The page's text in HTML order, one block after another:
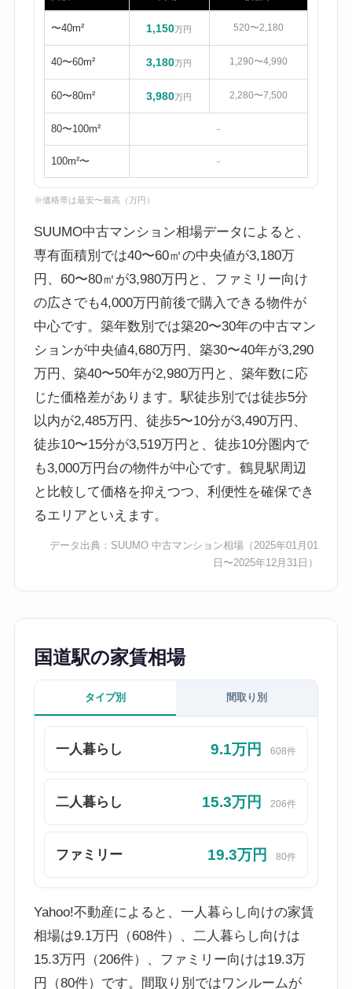
〜40m² 1,150万円 520〜2,180
40〜60m² 3,180万円 1,290〜4,990
60〜80m² 3,980万円 2,280〜7,500
80〜100m² -
100m²〜 -
※価格帯は最安〜最高（万円）
SUUMO中古マンション相場データによると、
専有面積別では40〜60㎡の中央値が3,180万
円、60〜80㎡が3,980万円と、ファミリー向け
の広さでも4,000万円前後で購入できる物件が
中心です。築年数別では築20〜30年の中古マン
ションが中央値4,680万円、築30〜40年が3,290
万円、築40〜50年が2,980万円と、築年数に応
じた価格差があります。駅徒歩別では徒歩5分
以内が2,485万円、徒歩5〜10分が3,490万円、
徒歩10〜15分が3,519万円と、徒歩10分圏内で
も3,000万円台の物件が中心です。鶴見駅周辺
と比較して価格を抑えつつ、利便性を確保でき
るエリアといえます。
データ出典： SUUMO 中古マンション相場 （2025年01月01
日〜2025年12月31日）
国道駅の家賃相場
タイプ別 間取り別
一人暮らし 9.1万円 608件
二人暮らし 15.3万円 206件
ファミリー 19.3万円 80件
Yahoo!不動産によると、一人暮らし向けの家賃
相場は9.1万円（608件）、二人暮らし向けは
15.3万円（206件）、ファミリー向けは19.3万
円（80件）です。間取り別ではワンルームが